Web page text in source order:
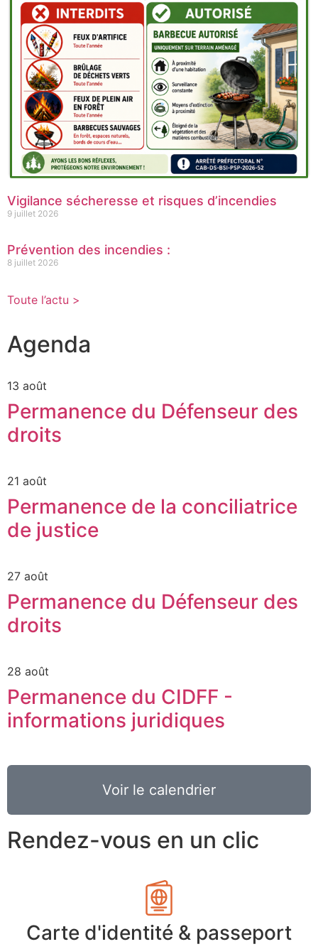
Vigilance sécheresse et risques d’incendies
9 juillet 2026
Prévention des incendies :
8 juillet 2026
Toute l’actu >
Agenda
13 août
Permanence du Défenseur des
droits
21 août
Permanence de la conciliatrice
de justice
27 août
Permanence du Défenseur des
droits
28 août
Permanence du CIDFF -
informations juridiques
Voir le calendrier
Rendez-vous en un clic
Carte d'identité & passeport